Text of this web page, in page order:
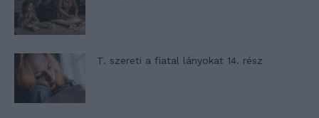
T. szereti a fiatal lányokat 14. rész